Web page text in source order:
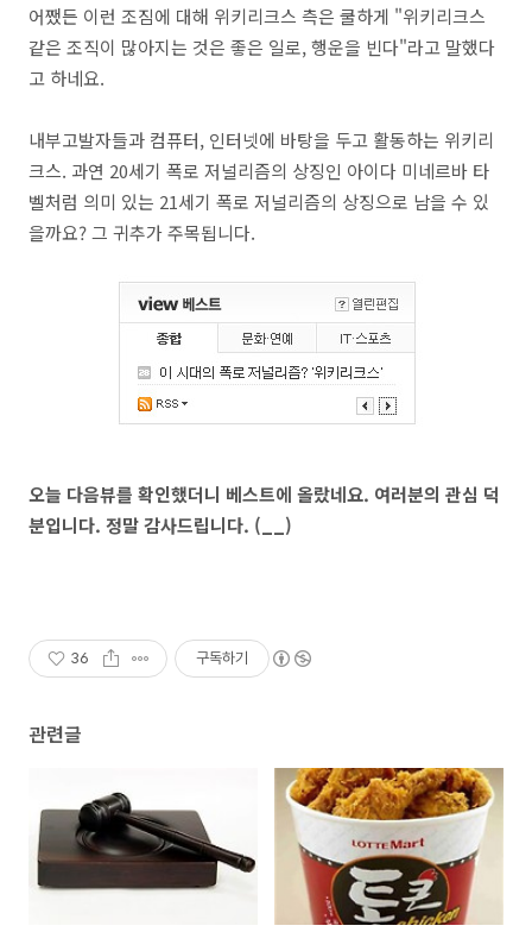
어쨌든 이런 조짐에 대해 위키리크스 측은 쿨하게 "위키리크스
같은 조직이 많아지는 것은 좋은 일로, 행운을 빈다"라고 말했다
고 하네요.
내부고발자들과 컴퓨터, 인터넷에 바탕을 두고 활동하는 위키리
크스. 과연 20세기 폭로 저널리즘의 상징인 아이다 미네르바 타
벨처럼 의미 있는 21세기 폭로 저널리즘의 상징으로 남을 수 있
을까요? 그 귀추가 주목됩니다.
오늘 다음뷰를 확인했더니 베스트에 올랐네요. 여러분의 관심 덕
분입니다. 정말 감사드립니다. (__)
36 구독하기
관련글